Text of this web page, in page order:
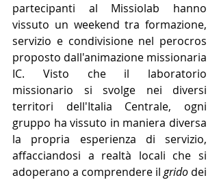
partecipanti al Missiolab hanno
vissuto un weekend tra formazione,
servizio e condivisione nel perocros
proposto dall'animazione missionaria
IC. Visto che il laboratorio
missionario si svolge nei diversi
territori dell'Italia Centrale, ogni
gruppo ha vissuto in maniera diversa
la propria esperienza di servizio,
affacciandosi a realtà locali che si
adoperano a comprendere il grido dei